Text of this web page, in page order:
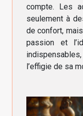
compte. Les
seulement à
de confort,
passion et
l’effigie de sa